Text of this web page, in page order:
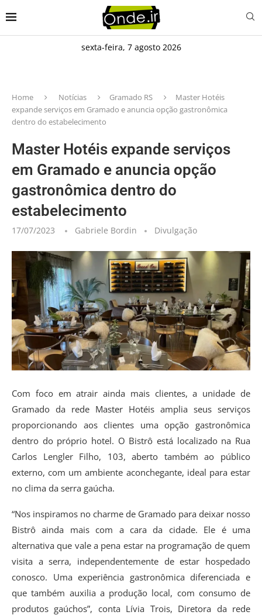
sexta-feira, 7 agosto 2026
Home Notícias Gramado RS
Master Hotéis
expande serviços em Gramado e anuncia opção gastronômica
dentro do estabelecimento
Master Hotéis expande serviços
em Gramado e anuncia opção
gastronômica dentro do
estabelecimento
17/07/2023 Gabriele Bordin Divulgação
Com foco em atrair ainda mais clientes, a unidade de
Gramado da rede Master Hotéis amplia seus serviços
proporcionando aos clientes uma opção gastronômica
dentro do próprio hotel. O Bistrô está localizado na Rua
Carlos Lengler Filho, 103, aberto também ao público
externo, com um ambiente aconchegante, ideal para estar
no clima da serra gaúcha.
“Nos inspiramos no charme de Gramado para deixar nosso
Bistrô ainda mais com a cara da cidade. Ele é uma
alternativa que vale a pena estar na programação de quem
visita a serra, independentemente de estar hospedado
conosco. Uma experiência gastronômica diferenciada e
que também auxilia a produção local, com consumo de
produtos gaúchos”, conta Lívia Trois, Diretora da rede